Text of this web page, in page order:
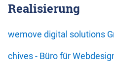
Realisierung
wemove digital solutions
chives - Büro für